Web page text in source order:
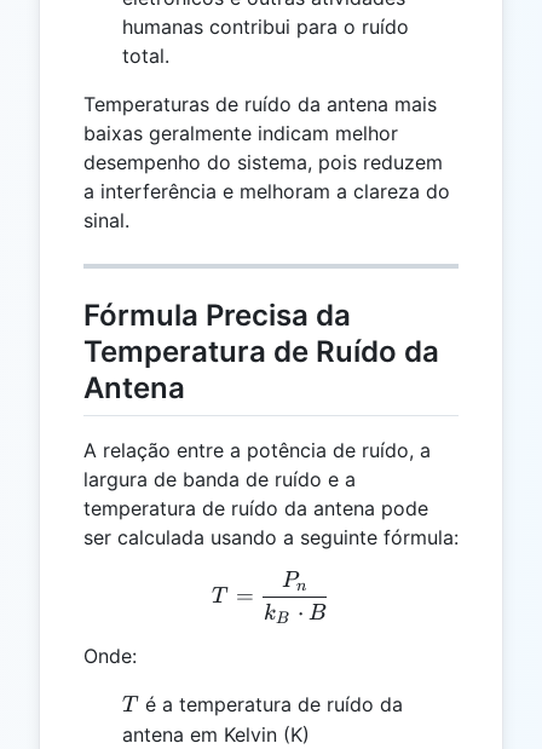
humanas contribui para o ruído
total.
Temperaturas de ruído da antena mais
baixas geralmente indicam melhor
desempenho do sistema, pois reduzem
a interferência e melhoram a clareza do
sinal.
Fórmula Precisa da
Temperatura de Ruído da
Antena
A relação entre a potência de ruído, a
largura de banda de ruído e a
temperatura de ruído da antena pode
ser calculada usando a seguinte fórmula:
T = \frac{P_n}{k_B
T =
kB ⋅ B
Pn
Onde:
T
T é a temperatura de ruído da
antena em Kelvin (K)